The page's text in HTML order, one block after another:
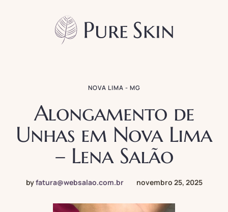
NOVA LIMA - MG
Alongamento de
Unhas em Nova Lima
– Lena Salão
byfatura@websalao.com.br novembro 25, 2025